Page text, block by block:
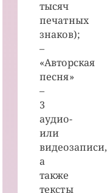
тысяч
печатных
знаков);
–
«Авторская
песня»
–
3
аудио-
или
видеозаписи,
а
также
тексты